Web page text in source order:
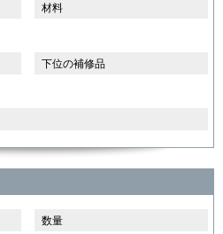
材料
下位の補修品
数量